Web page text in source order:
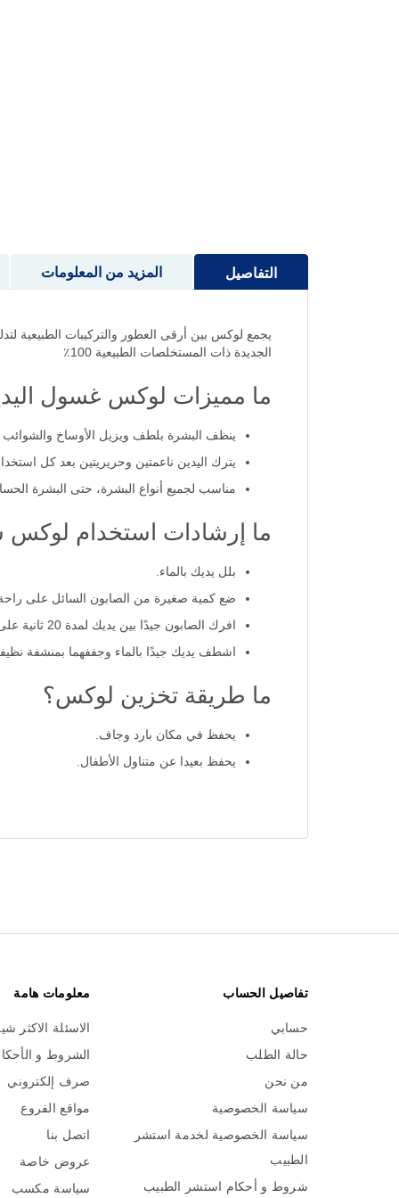
التفاصيل
يجمع لوكس بين أرقى العطور والتركيبات
الجديدة ذات المستخلصات الطبيعية 100٪
ما مميزات لوكس غسول اليدين
ينظف البشرة بلطف ويزيل الأوساخ
يترك اليدين ناعمتين وحريريتين بعد كل
مناسب لجميع أنواع البشرة، حتى البشرة
ما إرشادات استخدام لوكس
بلل يديك بالماء.
ضع كمية صغيرة من الصابون السائل على
افرك الصابون جيدًا بين يديك لمدة 20 ثانية على الأقل.
اشطف يديك جيدًا بالماء وجففهما بمنشفة
ما طريقة تخزين لوكس؟
يحفظ في مكان بارد وجاف.
يحفظ بعيدا عن متناول الأطفال.
المزيد من المعلومات
تفاصيل الحساب
حسابي
حالة الطلب
من نحن
سياسة الخصوصية
سياسة الخصوصية لخدمة استشر
الطبيب
شروط و أحكام استشر الطبيب
معلومات هامة
الاسئلة الاكثر
الشروط و
صرف إلكتروني
مواقع الفروع
اتصل بنا
عروض خاصة
سياسة مكسب